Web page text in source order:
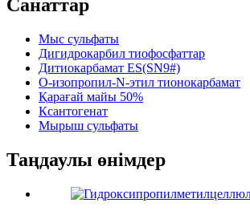
Санаттар
Мыс сульфаты
Дигидрокарбил тиофосфаттар
Дитиокарбамат ES(SN9#)
О-изопропил-N-этил тионокарбамат
Қарағай майы 50%
Ксантогенат
Мырыш сульфаты
Таңдаулы өнімдер